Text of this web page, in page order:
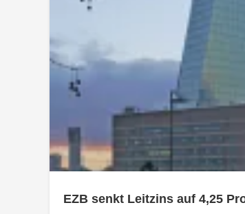
EZB senkt Leitzins auf 4,25